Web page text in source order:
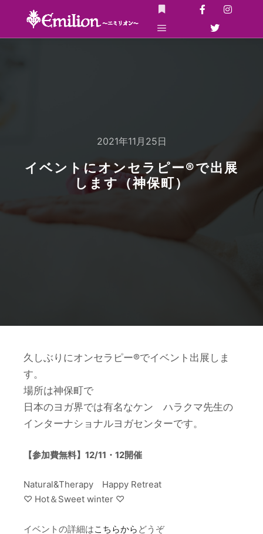
詳細
2021年11月25日
イベントにオンセラピー®で出展
します（神保町）
久しぶりにオンセラピー®でイベント出展しま
す。
場所は神保町で
日本のヨガ界では有名なケン ハラクマ先生の
インターナショナルヨガセンターです。
【参加費無料】12/11・12開催
Natural&Therapy Happy Retreat
♡ Hot＆Sweet winter ♡
イベントの詳細はこちらから どうぞ